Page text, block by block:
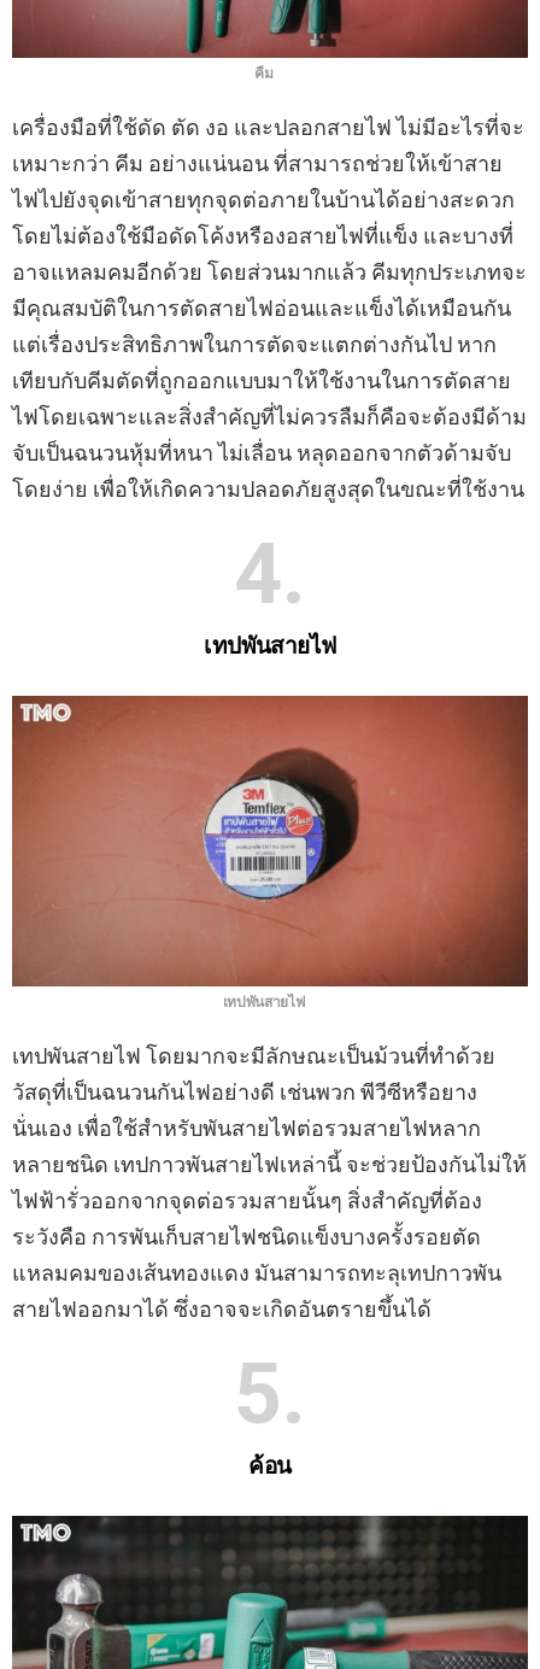
คีม
เครื่องมือที่ใช้ดัด ตัด งอ และปลอกสายไฟ ไม่มีอะไรที่จะ
เหมาะกว่า คีม อย่างแน่นอน ที่สามารถช่วยให้เข้าสาย
ไฟไปยังจุดเข้าสายทุกจุดต่อภายในบ้านได้อย่างสะดวก
โดยไม่ต้องใช้มือดัดโค้งหรืองอสายไฟที่แข็ง และบางที่
อาจแหลมคมอีกด้วย โดยส่วนมากแล้ว คีมทุกประเภทจะ
มีคุณสมบัติในการตัดสายไฟอ่อนและแข็งได้เหมือนกัน
แต่เรื่องประสิทธิภาพในการตัดจะแตกต่างกันไป หาก
เทียบกับคีมตัดที่ถูกออกแบบมาให้ใช้งานในการตัดสาย
ไฟโดยเฉพาะและสิ่งสําคัญที่ไม่ควรลืมก็คือจะต้องมีด้าม
จับเป็นฉนวนหุ้มที่หนา ไม่เลื่อน หลุดออกจากตัวด้ามจับ
โดยง่าย เพื่อให้เกิดความปลอดภัยสูงสุดในขณะที่ใช้งาน
4
เทปพันสายไฟ
เทปพันสายไฟ
เทปพันสายไฟ โดยมากจะมีลักษณะเป็นม้วนที่ทําด้วย
วัสดุที่เป็นฉนวนกันไฟอย่างดี เช่นพวก พีวีซีหรือยาง
นั่นเอง เพื่อใช้สําหรับพันสายไฟต่อรวมสายไฟหลาก
หลายชนิด เทปกาวพันสายไฟเหล่านี้ จะช่วยป้องกันไม่ให้
ไฟฟ้ารั่วออกจากจุดต่อรวมสายนั้นๆ สิ่งสําคัญที่ต้อง
ระวังคือ การพันเก็บสายไฟชนิดแข็งบางครั้งรอยตัด
แหลมคมของเส้นทองแดง มันสามารถทะลุเทปกาวพัน
สายไฟออกมาได้ ซึ่งอาจจะเกิดอันตรายขึ้นได้
5
ค้อน